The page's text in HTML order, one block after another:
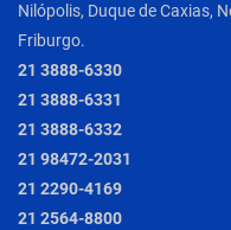
Nilópolis, Duque de Caxias,
Friburgo.
21 3888-6330
21 3888-6331
21 3888-6332
21 98472-2031
21 2290-4169
21 2564-8800